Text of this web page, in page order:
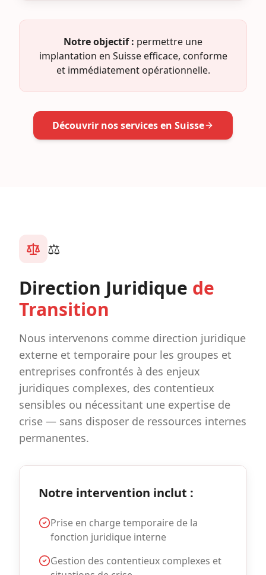
Notre objectif : permettre une
implantation en Suisse efficace, conforme
et immédiatement opérationnelle.
Découvrir nos services en Suisse
⚖️
Direction Juridique de
Transition
Nous intervenons comme direction juridique
externe et temporaire pour les groupes et
entreprises confrontés à des enjeux
juridiques complexes, des contentieux
sensibles ou nécessitant une expertise de
crise — sans disposer de ressources internes
permanentes.
Notre intervention inclut :
Prise en charge temporaire de la
fonction juridique interne
Gestion des contentieux complexes et